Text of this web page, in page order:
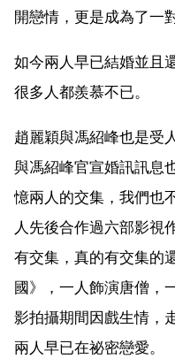
開戀情，更是成為了一
如今兩人早已結婚並且
很多人都羨慕不已。
趙麗穎與馮紹峰也是受
與馮紹峰官宣婚訊訊息
憶兩人的交集，我們也
人先後合作過六部影視
有交集，真的有交集的
國》，一人飾演唐僧，
影拍攝期間因戲生情，
兩人早已在祕密戀愛。